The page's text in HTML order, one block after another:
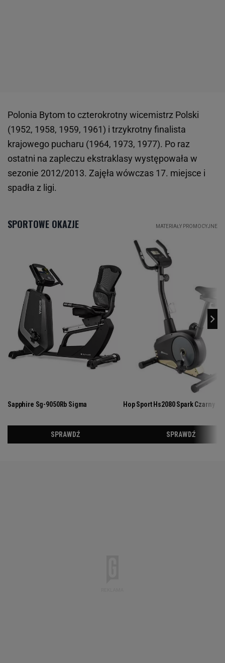
Polonia Bytom to czterokrotny wicemistrz Polski
(1952, 1958, 1959, 1961) i trzykrotny finalista
krajowego pucharu (1964, 1973, 1977). Po raz
ostatni na zapleczu ekstraklasy występowała w
sezonie 2012/2013. Zajęła wówczas 17. miejsce i
spadła z ligi.